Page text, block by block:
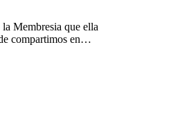
Membresia que ella
compartimos en
opiniones, nuestras
crear un clima de
y escuchada.
permite construir en
participar.